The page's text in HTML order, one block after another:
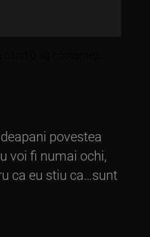
povestea
voi fi numai ochi,
ca eu stiu ca…sunt